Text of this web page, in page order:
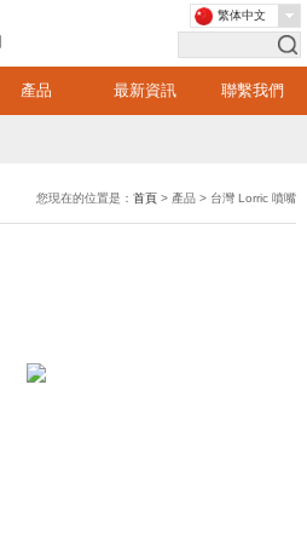
產品 最新資訊 聯繫我們
繁体中文
您現在的位置是：首頁 > 產品 > 台灣 Lorric 噴嘴